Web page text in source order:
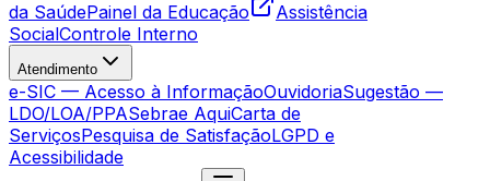
da SaúdePainel da Educação
Assistência
SocialControle Interno
Atendimento
e-SIC — Acesso à InformaçãoOuvidoriaSugestão —
LDO/LOA/PPASebrae AquiCarta de
ServiçosPesquisa de SatisfaçãoLGPD e
Acessibilidade